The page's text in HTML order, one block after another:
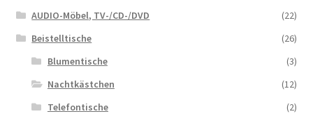
AUDIO-Möbel, TV-/CD-/DVD
(22)
Beistelltische
(26)
Blumentische
(3)
Nachtkästchen
(12)
Telefontische
(2)